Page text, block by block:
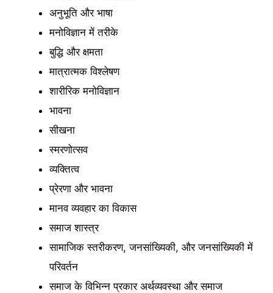
अनुभूति और भाषा
मनोविज्ञान में तरीके
बुद्धि और क्षमता
मात्रात्मक विश्लेषण
शारीरिक मनोविज्ञान
भावना
सीखना
स्मरणोत्सव
व्यक्तित्व
प्रेरणा और भावना
मानव व्यवहार का विकास
समाज शास्त्र
सामाजिक स्तरीकरण, जनसांख्यिकी, और जनसांख्यिकी में
परिवर्तन
समाज के विभिन्न प्रकार अर्थव्यवस्था और समाज